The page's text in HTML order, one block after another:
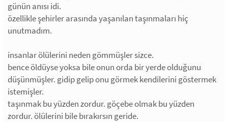
günün anısı idi.
özellikle şehirler arasında yaşanılan taşınmaları hiç
unutmadım.
insanlar ölülerini neden gömmüşler sizce.
bence öldüyse yoksa bile onun orda bir yerde olduğunu
düşünmüşler. gidip gelip onu görmek kendilerini göstermek
istemişler.
taşınmak bu yüzden zordur. göçebe olmak bu yüzden
zordur. ölülerini bile bırakırsın geride.